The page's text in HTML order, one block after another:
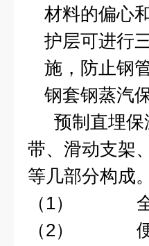
材料的偏心
护层可进行
施，防止钢
钢套钢蒸汽
预制直埋
带、滑动支架
等几部分构成。
（1）
（2）